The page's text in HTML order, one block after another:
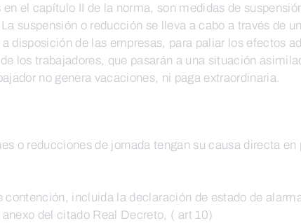
el capítulo II de la norma, son medidas de
suspensión o reducción se lleva a cabo a través de
de las empresas, para paliar los efectos
los trabajadores, que pasarán a una situación
no genera vacaciones, ni paga extraordinaria.
o reducciones de jornada tengan su causa directa
contención, incluida la declaración de estado de
del citado Real Decreto, ( art 10)